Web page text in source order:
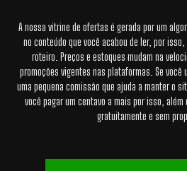
A nossa vitrine de ofertas é gerada por um
no conteúdo que você acabou de ler, por
roteiro. Preços e estoques mudam na
promoções vigentes nas plataformas. Se
uma pequena comissão que ajuda a manter o
você pagar um centavo a mais por isso,
gratuitamente e sem